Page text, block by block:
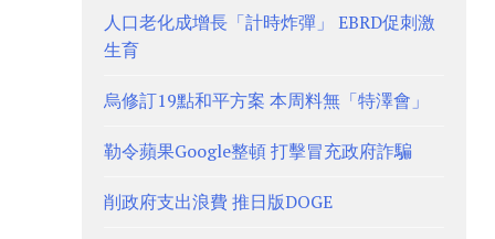
人口老化成增長「計時炸彈」 EBRD促刺激
生育
烏修訂19點和平方案 本周料無「特澤會」
勒令蘋果Google整頓 打擊冒充政府詐騙
削政府支出浪費 推日版DOGE